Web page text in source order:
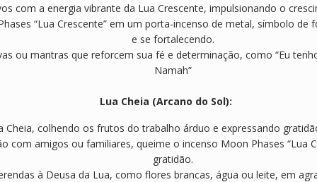
com a energia vibrante da Lua Crescente, impulsionando o
“Lua Crescente” em um porta-incenso de metal, símbolo de
e se fortalecendo.
ou mantras que reforcem sua fé e determinação, como “Eu
Namah”
Lua Cheia (Arcano do Sol):
Cheia, colhendo os frutos do trabalho árduo e expressando
com amigos ou familiares, queime o incenso Moon Phases “Lua
gratidão.
à Deusa da Lua, como flores brancas, água ou leite, em